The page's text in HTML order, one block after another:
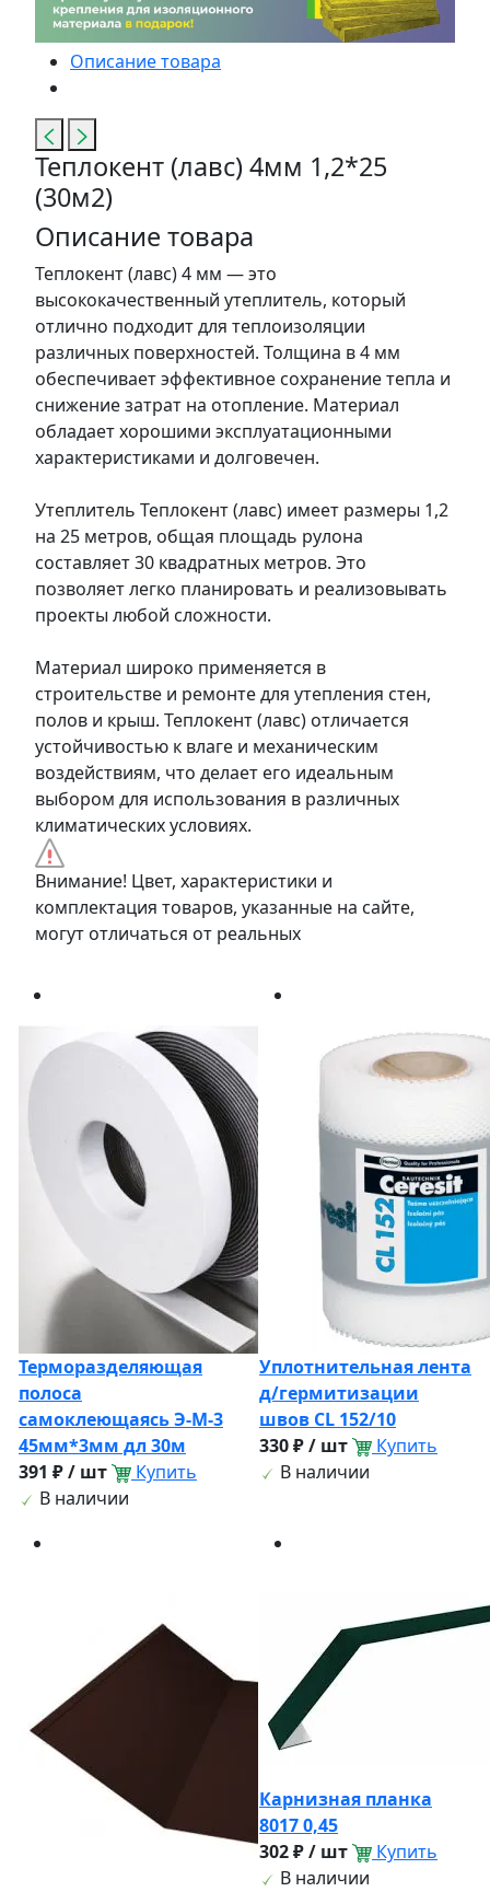
Описание товара
Теплокент (лавс) 4мм 1,2*25
(30м2)
Описание товара
Теплокент (лавс) 4 мм — это
высококачественный утеплитель, который
отлично подходит для теплоизоляции
различных поверхностей. Толщина в 4 мм
обеспечивает эффективное сохранение тепла и
снижение затрат на отопление. Материал
обладает хорошими эксплуатационными
характеристиками и долговечен.
Утеплитель Теплокент (лавс) имеет размеры 1,2
на 25 метров, общая площадь рулона
составляет 30 квадратных метров. Это
позволяет легко планировать и реализовывать
проекты любой сложности.
Материал широко применяется в
строительстве и ремонте для утепления стен,
полов и крыш. Теплокент (лавс) отличается
устойчивостью к влаге и механическим
воздействиям, что делает его идеальным
выбором для использования в различных
климатических условиях.
Внимание! Цвет, характеристики и
комплектация товаров, указанные на сайте,
могут отличаться от реальных
Терморазделяющая
полоса
самоклеющаясь Э-М-3
45мм*3мм дл 30м
391 ₽ / шт
Купить
В наличии
Уплотнительная лента
д/гермитизации
швов CL 152/10
330 ₽ / шт
Купить
В наличии
Карнизная планка
8017 0,45
302 ₽ / шт
Купить
В наличии